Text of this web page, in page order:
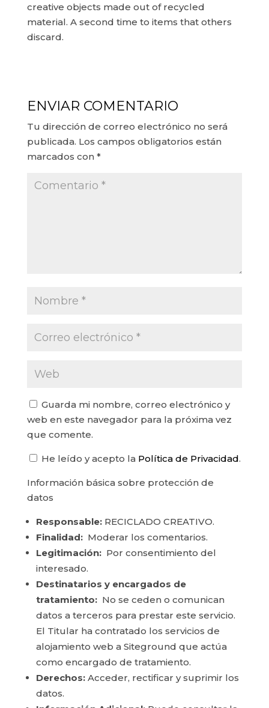
creative objects made out of recycled
material. A second time to items that others
discard.
ENVIAR COMENTARIO
Tu dirección de correo electrónico no será
publicada. Los campos obligatorios están
marcados con *
Guarda mi nombre, correo electrónico y
web en este navegador para la próxima vez
que comente.
He leído y acepto la Política de Privacidad.
Información básica sobre protección de
datos
Responsable:RECICLADO CREATIVO.
Finalidad:Moderar los comentarios.
Legitimación:Por consentimiento del
interesado.
Destinatarios y encargados de
tratamiento:No se ceden o comunican
datos a terceros para prestar este servicio.
El Titular ha contratado los servicios de
alojamiento web a Siteground que actúa
como encargado de tratamiento.
Derechos:Acceder, rectificar y suprimir los
datos.